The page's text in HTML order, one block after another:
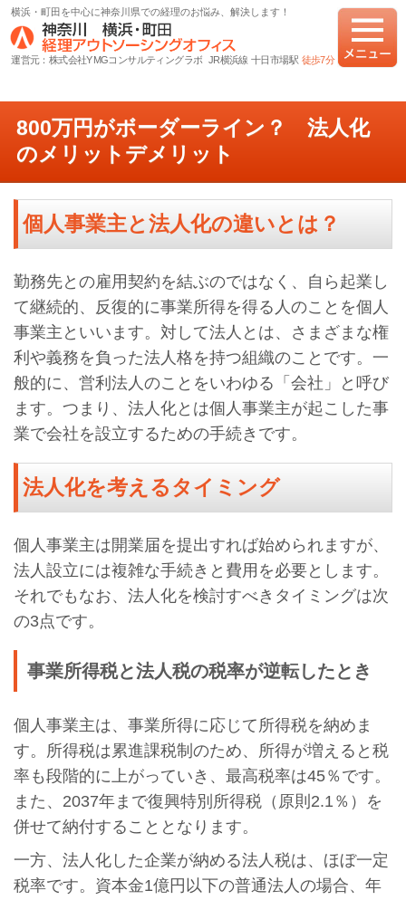
横浜・町田を中心に神奈川県での経理のお悩み、解決します！
運営元：株式会社YMGコンサルティングラボ JR横浜線 十日市場駅 徒歩7分
800万円がボーダーライン？ 法人化
のメリットデメリット
個人事業主と法人化の違いとは？
勤務先との雇用契約を結ぶのではなく、自ら起業し
て継続的、反復的に事業所得を得る人のことを個人
事業主といいます。対して法人とは、さまざまな権
利や義務を負った法人格を持つ組織のことです。一
般的に、営利法人のことをいわゆる「会社」と呼び
ます。つまり、法人化とは個人事業主が起こした事
業で会社を設立するための手続きです。
法人化を考えるタイミング
個人事業主は開業届を提出すれば始められますが、
法人設立には複雑な手続きと費用を必要とします。
それでもなお、法人化を検討すべきタイミングは次
の3点です。
事業所得税と法人税の税率が逆転したとき
個人事業主は、事業所得に応じて所得税を納めま
す。所得税は累進課税制のため、所得が増えると税
率も段階的に上がっていき、最高税率は45％です。
また、2037年まで復興特別所得税（原則2.1％）を
併せて納付することとなります。
一方、法人化した企業が納める法人税は、ほぼ一定
税率です。資本金1億円以下の普通法人の場合、年